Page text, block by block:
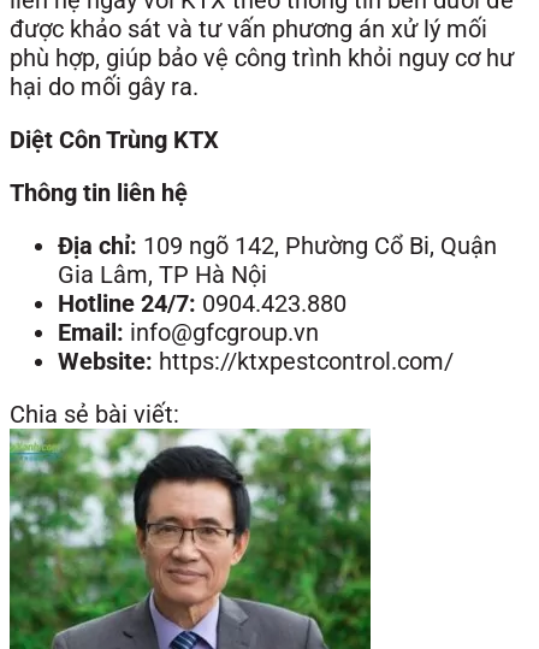
được khảo sát và tư vấn phương án xử lý mối
phù hợp, giúp bảo vệ công trình khỏi nguy cơ hư
hại do mối gây ra.
Diệt Côn Trùng KTX
Thông tin liên hệ
Địa chỉ: 109 ngõ 142, Phường Cổ Bi, Quận
Gia Lâm, TP Hà Nội
Hotline 24/7: 0904.423.880
Email: info@gfcgroup.vn
Website: https://ktxpestcontrol.com/
Chia sẻ bài viết: